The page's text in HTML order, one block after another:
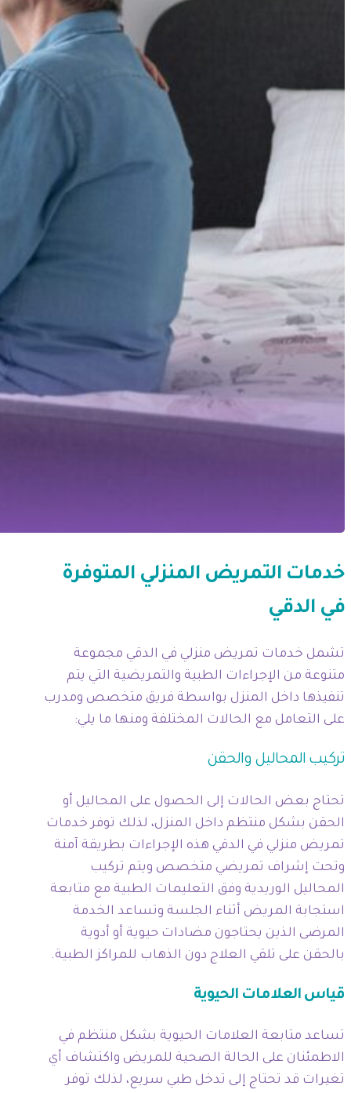
خدمات التمريض المنزلي المتوفرة
في الدقي
تشمل خدمات تمريض منزلي في الدقي مجموعة
متنوعة من الإجراءات الطبية والتمريضية التي يتم
تنفيذها داخل المنزل بواسطة فريق متخصص ومدرب
على التعامل مع الحالات المختلفة ومنها ما يلي:
تركيب المحاليل والحقن
تحتاج بعض الحالات إلى الحصول على المحاليل أو
الحقن بشكل منتظم داخل المنزل، لذلك توفر خدمات
تمريض منزلي في الدقي هذه الإجراءات بطريقة آمنة
وتحت إشراف تمريضي متخصص ويتم تركيب
المحاليل الوريدية وفق التعليمات الطبية مع متابعة
استجابة المريض أثناء الجلسة وتساعد الخدمة
المرضى الذين يحتاجون مضادات حيوية أو أدوية
بالحقن على تلقي العلاج دون الذهاب للمراكز الطبية.
قياس العلامات الحيوية
تساعد متابعة العلامات الحيوية بشكل منتظم في
الاطمئنان على الحالة الصحية للمريض واكتشاف أي
تغيرات قد تحتاج إلى تدخل طبي سريع، لذلك توفر